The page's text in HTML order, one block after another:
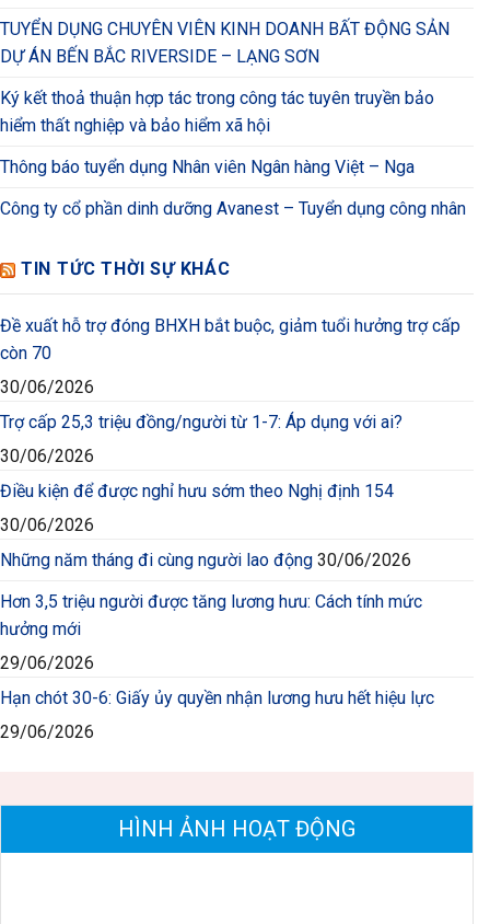
TUYỂN DỤNG CHUYÊN VIÊN KINH DOANH BẤT ĐỘNG SẢN
DỰ ÁN BẾN BẮC RIVERSIDE – LẠNG SƠN
Ký kết thoả thuận hợp tác trong công tác tuyên truyền bảo
hiểm thất nghiệp và bảo hiểm xã hội
Thông báo tuyển dụng Nhân viên Ngân hàng Việt – Nga
Công ty cổ phần dinh dưỡng Avanest – Tuyển dụng công nhân
TIN TỨC THỜI SỰ KHÁC
Đề xuất hỗ trợ đóng BHXH bắt buộc, giảm tuổi hưởng trợ cấp
còn 70
30/06/2026
Trợ cấp 25,3 triệu đồng/người từ 1-7: Áp dụng với ai?
30/06/2026
Điều kiện để được nghỉ hưu sớm theo Nghị định 154
30/06/2026
Những năm tháng đi cùng người lao động 30/06/2026
Hơn 3,5 triệu người được tăng lương hưu: Cách tính mức
hưởng mới
29/06/2026
Hạn chót 30-6: Giấy ủy quyền nhận lương hưu hết hiệu lực
29/06/2026
HÌNH ẢNH HOẠT ĐỘNG